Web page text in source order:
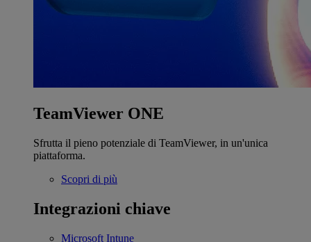
TeamViewer ONE
Sfrutta il pieno potenziale di TeamViewer, in un'unica
piattaforma.
Scopri di più
Integrazioni chiave
Microsoft Intune